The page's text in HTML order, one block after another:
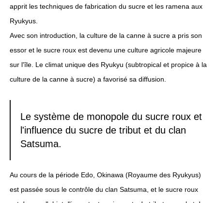
apprit les techniques de fabrication du sucre et les ramena aux
Ryukyus.
Avec son introduction, la culture de la canne à sucre a pris son
essor et le sucre roux est devenu une culture agricole majeure
sur l'île. Le climat unique des Ryukyu (subtropical et propice à la
culture de la canne à sucre) a favorisé sa diffusion.
Le système de monopole du sucre roux et
l'influence du sucre de tribut et du clan
Satsuma.
Au cours de la période Edo, Okinawa (Royaume des Ryukyus)
est passée sous le contrôle du clan Satsuma, et le sucre roux